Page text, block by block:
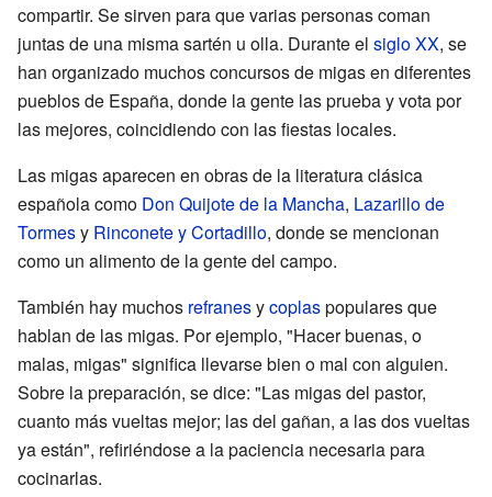
compartir. Se sirven para que varias personas coman
juntas de una misma sartén u olla. Durante el siglo XX, se
han organizado muchos concursos de migas en diferentes
pueblos de España, donde la gente las prueba y vota por
las mejores, coincidiendo con las fiestas locales.
Las migas aparecen en obras de la literatura clásica
española como Don Quijote de la Mancha, Lazarillo de
Tormesy Rinconete y Cortadillo, donde se mencionan
como un alimento de la gente del campo.
También hay muchos refranesycoplaspopulares que
hablan de las migas. Por ejemplo, "Hacer buenas, o
malas, migas" significa llevarse bien o mal con alguien.
Sobre la preparación, se dice: "Las migas del pastor,
cuanto más vueltas mejor; las del gañan, a las dos vueltas
ya están", refiriéndose a la paciencia necesaria para
cocinarlas.